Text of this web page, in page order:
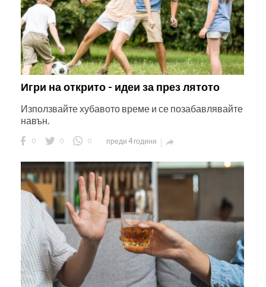
Игри на открито - идеи за през лятото
Използвайте хубавото време и се позабавлявайте
навън.
0 0 0 преди 4 години 